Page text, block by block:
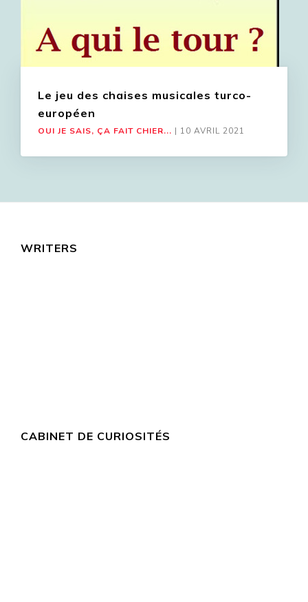
Le jeu des chaises musicales turco-
européen
OUI JE SAIS, ÇA FAIT CHIER... | 10 AVRIL 2021
WRITERS
CABINET DE CURIOSITÉS